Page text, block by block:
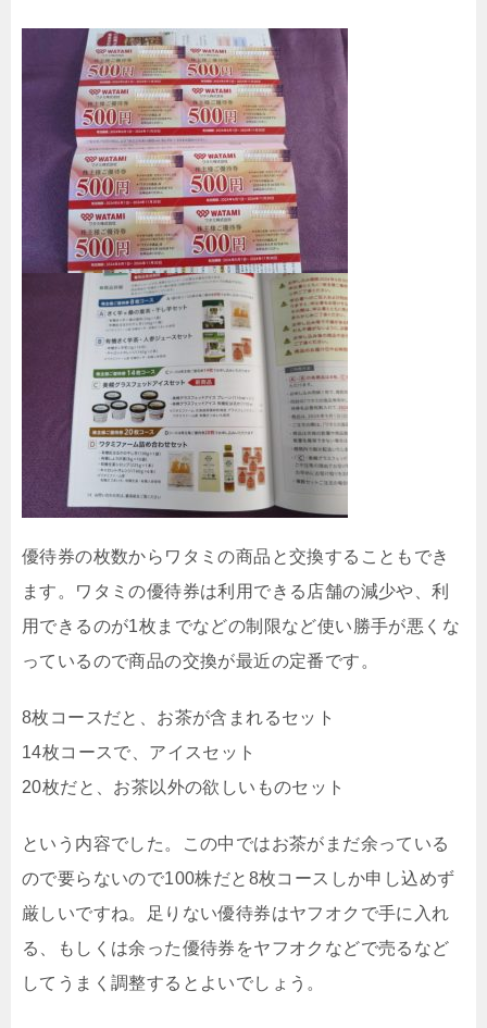
優待券の枚数からワタミの商品と交換することもでき
ます。ワタミの優待券は利用できる店舗の減少や、利
用できるのが1枚までなどの制限など使い勝手が悪くな
っているので商品の交換が最近の定番です。
8枚コースだと、お茶が含まれるセット
14枚コースで、アイスセット
20枚だと、お茶以外の欲しいものセット
という内容でした。この中ではお茶がまだ余っている
ので要らないので100株だと8枚コースしか申し込めず
厳しいですね。足りない優待券はヤフオクで手に入れ
る、もしくは余った優待券をヤフオクなどで売るなど
してうまく調整するとよいでしょう。